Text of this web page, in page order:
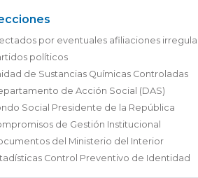
por eventuales afiliaciones
políticos
de Sustancias Químicas Controladas
de Acción Social (DAS)
Social Presidente de la República
de Gestión Institucional
del Ministerio del Interior
Control Preventivo de Identidad